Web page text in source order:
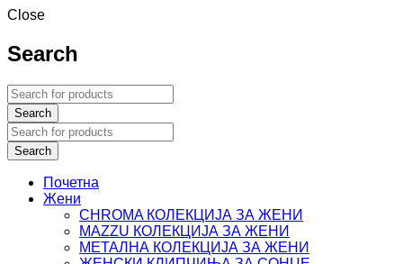
Close
Search
Почетна
Жени
CHROMA КОЛЕКЦИЈА ЗА ЖЕНИ
MAZZU КОЛЕКЦИЈА ЗА ЖЕНИ
МЕТАЛНА КОЛЕКЦИЈА ЗА ЖЕНИ